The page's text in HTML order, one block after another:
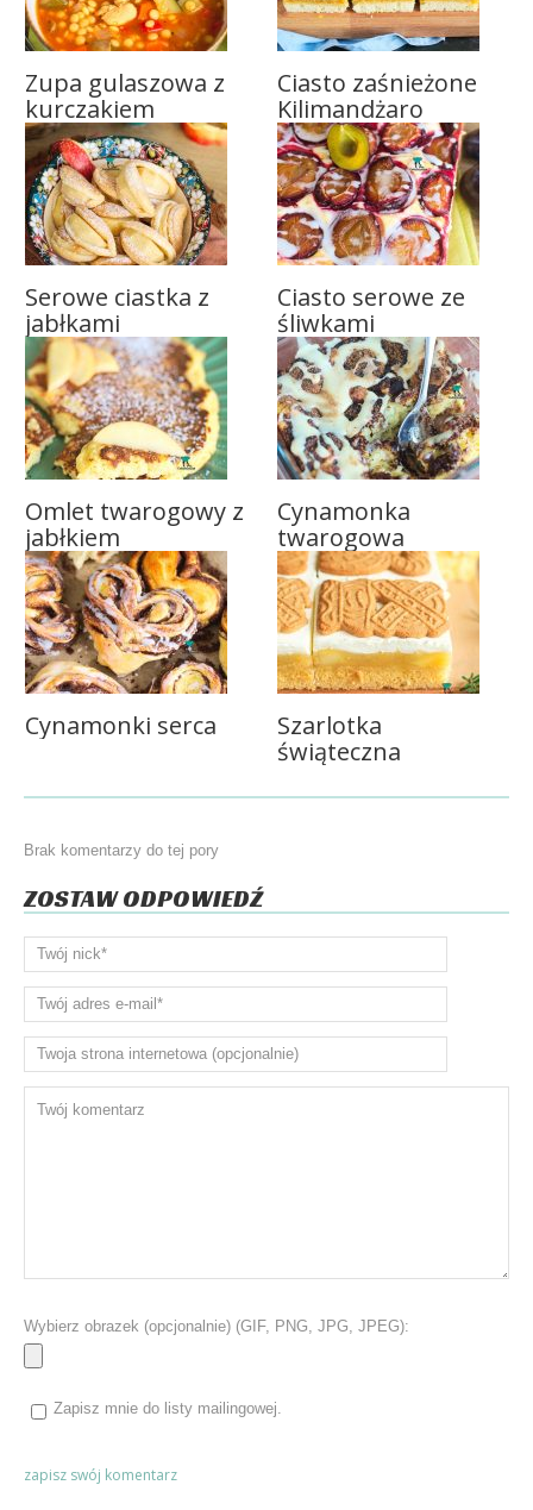
Zupa gulaszowa z
kurczakiem
Ciasto zaśnieżone
Kilimandżaro
Serowe ciastka z
jabłkami
Ciasto serowe ze
śliwkami
Omlet twarogowy z
jabłkiem
Cynamonka
twarogowa
Cynamonki serca
Szarlotka
świąteczna
Brak komentarzy do tej pory
ZOSTAW ODPOWIEDŹ
Wybierz obrazek (opcjonalnie) (GIF, PNG, JPG, JPEG):
Zapisz mnie do listy mailingowej.